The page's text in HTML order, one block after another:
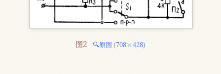
图2 🔍原图 (708×428)